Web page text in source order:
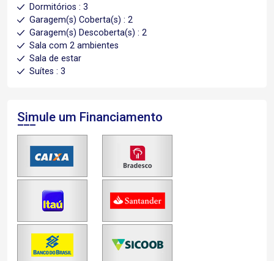
Dormitórios : 3
Garagem(s) Coberta(s) : 2
Garagem(s) Descoberta(s) : 2
Sala com 2 ambientes
Sala de estar
Suítes : 3
Simule um Financiamento